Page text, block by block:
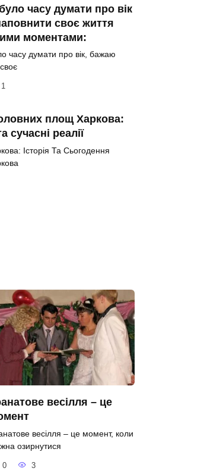
часу думати про вік
своє життя
моментами:
часу думати про вік, бажаю
1
площ Харкова:
сучасні реалії
Історія Та Сьогодення
весілля – це
весілля – це момент, коли
озирнутися
0 3